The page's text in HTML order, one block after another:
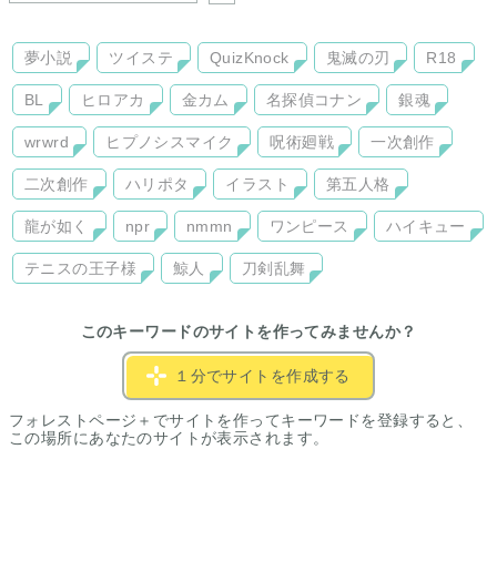
夢小説 ツイステ QuizKnock 鬼滅の刃 R18
BL ヒロアカ 金カム 名探偵コナン 銀魂
wrwrd ヒプノシスマイク 呪術廻戦 一次創作
二次創作 ハリポタ イラスト 第五人格
龍が如く npr nmmn ワンピース ハイキュー
テニスの王子様 鯨人 刀剣乱舞
このキーワードのサイトを作ってみませんか？
１分でサイトを作成する
フォレストページ＋でサイトを作ってキーワードを登録すると、
この場所にあなたのサイトが表示されます。